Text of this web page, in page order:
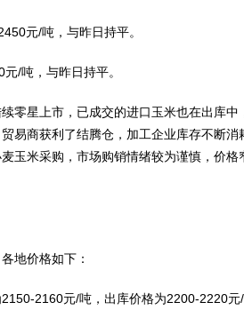
元/吨，与昨日持平。
/吨，与昨日持平。
星上市，已成交的进口玉米也在出库中
易商获利了结腾仓，加工企业库存不断消
玉米采购，市场购销情绪较为谨慎，价格
地价格如下：
2160元/吨，出库价格为2200-2220元